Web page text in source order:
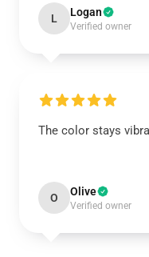
L Logan
Verified owner
The color stays
O Olive
Verified owner